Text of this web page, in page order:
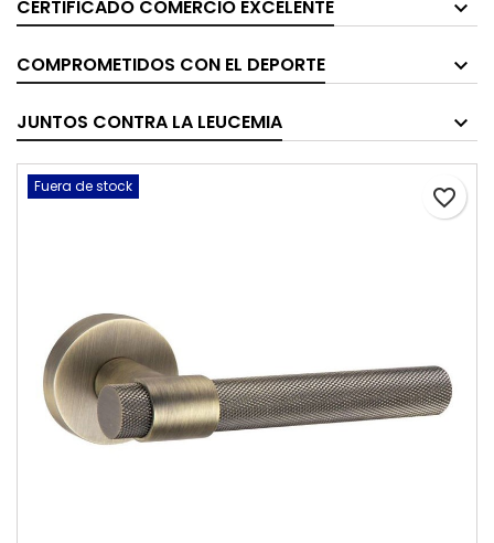
CERTIFICADO COMERCIO EXCELENTE
COMPROMETIDOS CON EL DEPORTE
JUNTOS CONTRA LA LEUCEMIA
favorite_border
Fuera de stock